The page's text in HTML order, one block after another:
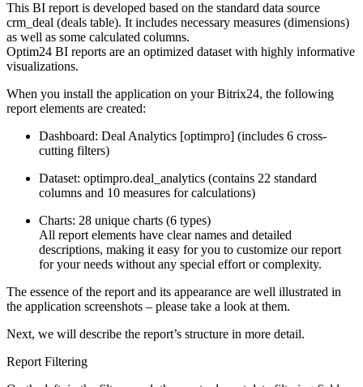
This BI report is developed based on the standard data source
crm_deal (deals table). It includes necessary measures (dimensions)
as well as some calculated columns.
Optim24 BI reports are an optimized dataset with highly informative
visualizations.
When you install the application on your Bitrix24, the following
report elements are created:
Dashboard: Deal Analytics [optimpro] (includes 6 cross-
cutting filters)
Dataset: optimpro.deal_analytics (contains 22 standard
columns and 10 measures for calculations)
Charts: 28 unique charts (6 types)
All report elements have clear names and detailed
descriptions, making it easy for you to customize our report
for your needs without any special effort or complexity.
The essence of the report and its appearance are well illustrated in
the application screenshots – please take a look at them.
Next, we will describe the report’s structure in more detail.
Report Filtering